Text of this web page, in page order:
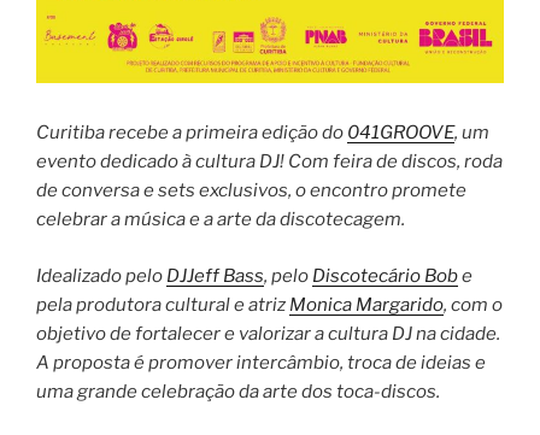
Curitiba recebe a primeira edição do 041GROOVE, um
evento dedicado à cultura DJ! Com feira de discos, roda
de conversa e sets exclusivos, o encontro promete
celebrar a música e a arte da discotecagem.
Idealizado pelo DJJeff Bass, pelo Discotecário Bobe
pela produtora cultural e atriz Monica Margarido, com o
objetivo de fortalecer e valorizar a cultura DJ na cidade.
A proposta é promover intercâmbio, troca de ideias e
uma grande celebração da arte dos toca-discos.